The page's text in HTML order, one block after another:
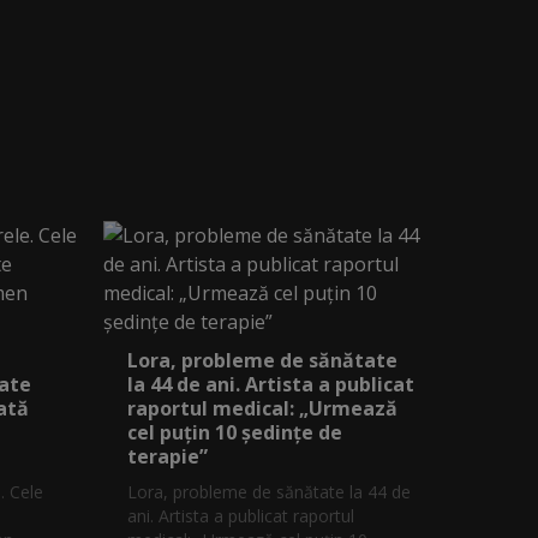
Cele
Lora, probleme de sănătate
la 44 de ani. Artista a publicat
raportul medical: „Urmează
cel puțin 10 ședințe de
terapie”
Lora, probleme de sănătate la 44 de
ani. Artista a publicat raportul